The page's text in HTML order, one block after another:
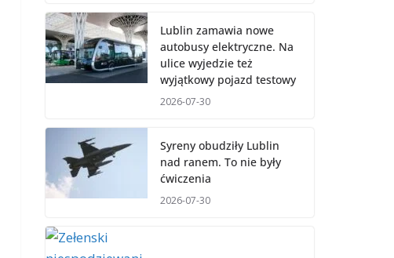
Lublin zamawia nowe
autobusy elektryczne. Na
ulice wyjedzie też
wyjątkowy pojazd testowy
2026-07-30
Syreny obudziły Lublin
nad ranem. To nie były
ćwiczenia
2026-07-30